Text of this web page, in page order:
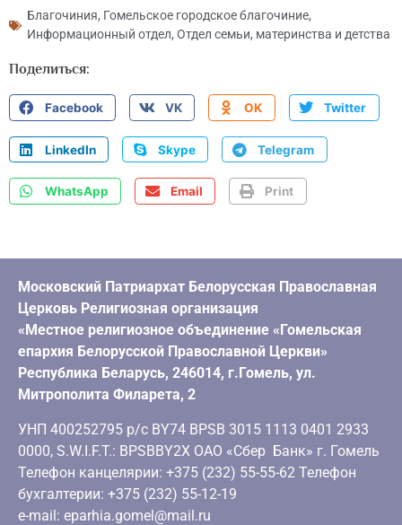
Благочиния, Гомельское городское благочиние,
Информационный отдел, Отдел семьи, материнства и детства
Поделиться:
Facebook VK OK Twitter
LinkedIn Skype Telegram
WhatsApp Email Print
Московский Патриархат Белорусская Православная
Церковь Религиозная организация
«Местное религиозное объединение «Гомельская
епархия Белорусской Православной Церкви»
Республика Беларусь, 246014, г.Гомель, ул.
Митрополита Филарета, 2
УНП 400252795 р/с BY74 BPSB 3015 1113 0401 2933
0000, S.W.I.F.T.: BPSBBY2X ОАО «Сбер Банк» г. Гомель
Телефон канцелярии: +375 (232) 55-55-62 Телефон
бухгалтерии: +375 (232) 55-12-19
e-mail: eparhia.gomel@mail.ru